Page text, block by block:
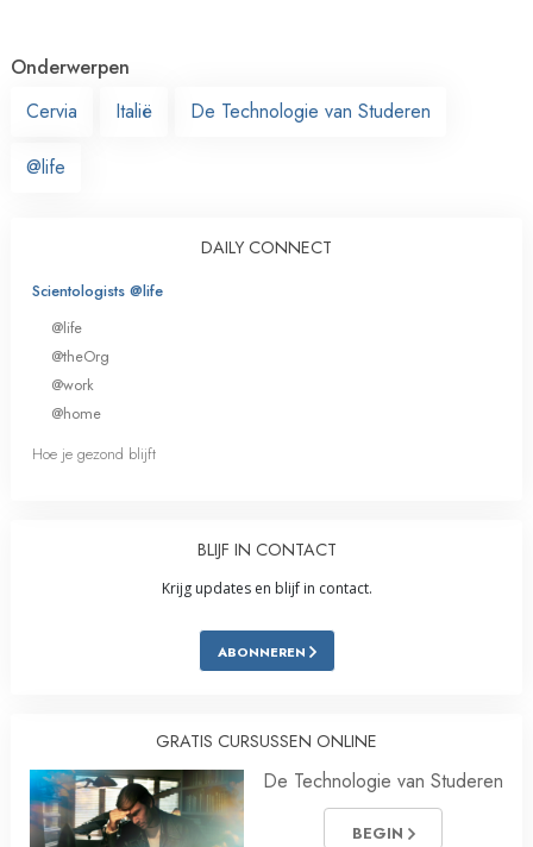
Onderwerpen
Cervia
Italië De Technologie van Studeren
@life
DAILY CONNECT
Scientologists @life
@life
@theOrg
@work
@home
Hoe je gezond blijft
BLIJF IN CONTACT
Krijg updates en blijf in contact.
ABONNEREN
GRATIS CURSUSSEN ONLINE
De Technologie van Studeren
BEGIN